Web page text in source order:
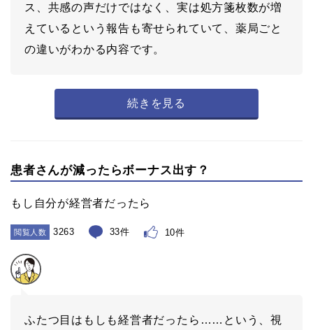
ス、共感の声だけではなく、実は処方箋枚数が増
えているという報告も寄せられていて、薬局ごと
の違いがわかる内容です。
続きを見る
患者さんが減ったらボーナス出す？
もし自分が経営者だったら
閲覧人数 3263 33件 10件
ふたつ目はもしも経営者だったら……という、視